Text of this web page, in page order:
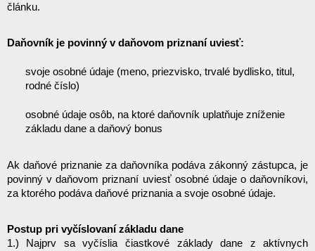
článku.
Daňovník je povinný v daňovom priznaní uviesť:
svoje osobné údaje (meno, priezvisko, trvalé bydlisko, titul,
rodné číslo)
osobné údaje osôb, na ktoré daňovník uplatňuje zníženie
základu dane a daňový bonus
Ak daňové priznanie za daňovníka podáva zákonný zástupca, je
povinný v daňovom priznaní uviesť osobné údaje o daňovníkovi,
za ktorého podáva daňové priznania a svoje osobné údaje.
Postup pri vyčíslovaní základu dane
1.) Najprv sa vyčíslia čiastkové základy dane z aktívnych